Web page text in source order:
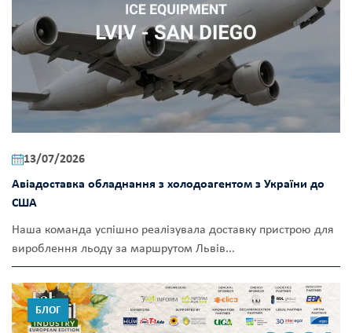
13/07/2026
Авіадоставка обладнання з холодоагентом з України до
США
Наша команда успішно реалізувала доставку пристрою для
вироблення льоду за маршрутом Львів...
БЛОГ